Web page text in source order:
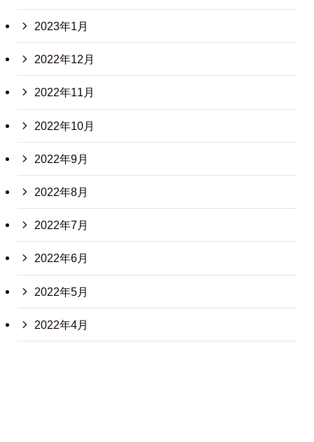
2023年1月
2022年12月
2022年11月
2022年10月
2022年9月
2022年8月
2022年7月
2022年6月
2022年5月
2022年4月